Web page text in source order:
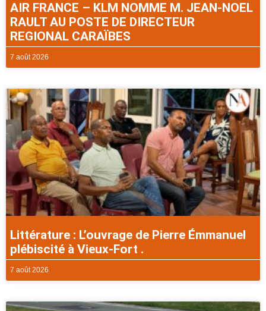
AIR FRANCE – KLM NOMME M. JEAN-NOEL
RAULT AU POSTE DE DIRECTEUR
REGIONAL CARAÏBES
7 août 2026
Littérature : L’ouvrage de Pierre Émmanuel
plébiscité à Vieux-Fort .
7 août 2026